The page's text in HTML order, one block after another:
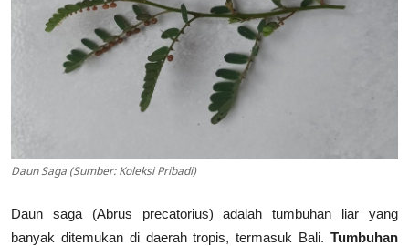
Daun Saga (Sumber: Koleksi Pribadi)
Daun saga (Abrus precatorius) adalah tumbuhan liar yang
banyak ditemukan di daerah tropis, termasuk Bali. Tumbuhan